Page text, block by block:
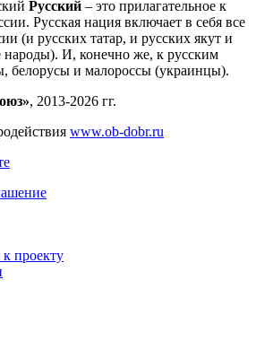
Русский – это прилагательное к
Русская нация включает в себя все
(и русских татар, и русских якут и
народы). И, конечно же, к русским
белорусы и малороссы (украинцы).
, 2013-2026 гг.
www.ob-dobr.ru
проекту